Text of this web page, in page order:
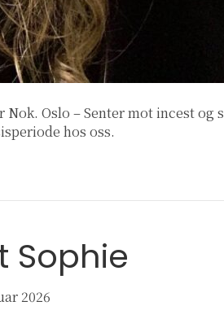
Oslo – Senter mot incest
hos oss.
Sophie
2026